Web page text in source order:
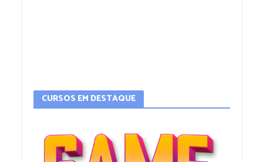
CURSOS EM DESTAQUE